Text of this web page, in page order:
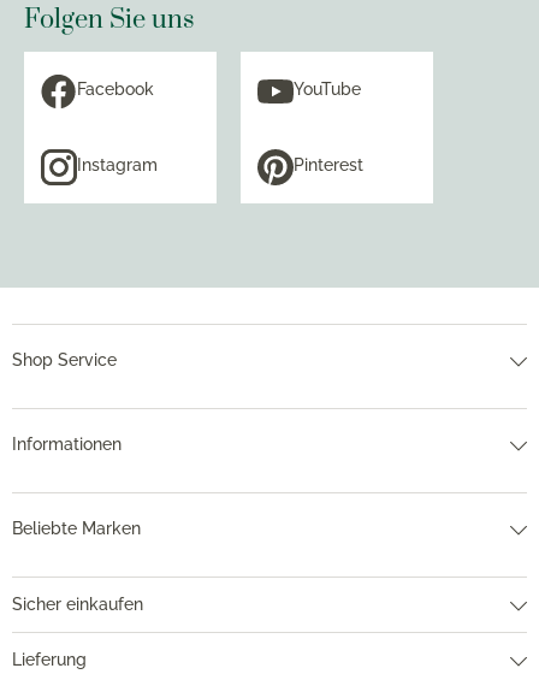
Folgen Sie uns
Facebook YouTube
Instagram Pinterest
Shop Service
Informationen
Beliebte Marken
Sicher einkaufen
Lieferung